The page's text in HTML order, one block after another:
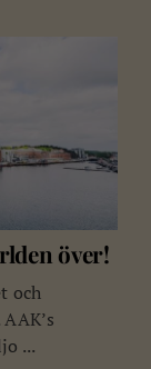
över!
och
...